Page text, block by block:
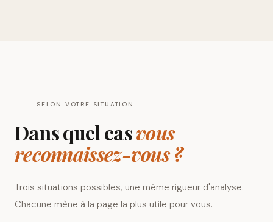
SELON VOTRE SITUATION
Dans quel casvous
reconnaissez-vous ?
Trois situations possibles, une même rigueur d'analyse.
Chacune mène à la page la plus utile pour vous.